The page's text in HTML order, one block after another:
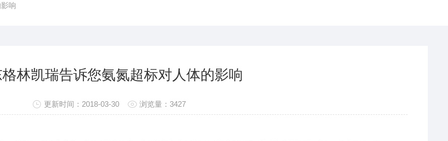
响
林凯瑞告诉您氨氮超标对人体的影响
更新时间：2018-03-30 浏览量：3427